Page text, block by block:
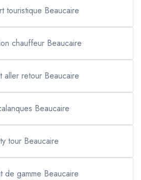
touristique Beaucaire
chauffeur Beaucaire
aller retour Beaucaire
Beaucaire
tour Beaucaire
de gamme Beaucaire